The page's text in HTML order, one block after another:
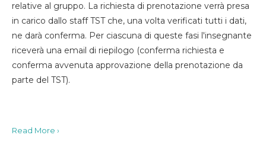
relative al gruppo. La richiesta di prenotazione verrà presa
in carico dallo staff TST che, una volta verificati tutti i dati,
ne darà conferma. Per ciascuna di queste fasi l'insegnante
riceverà una email di riepilogo (conferma richiesta e
conferma avvenuta approvazione della prenotazione da
parte del TST).
Read More ›